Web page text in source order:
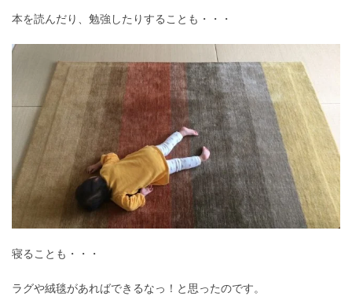
本を読んだり、勉強したりすることも・・・
寝ることも・・・
ラグや絨毯があればできるなっ！と思ったのです。